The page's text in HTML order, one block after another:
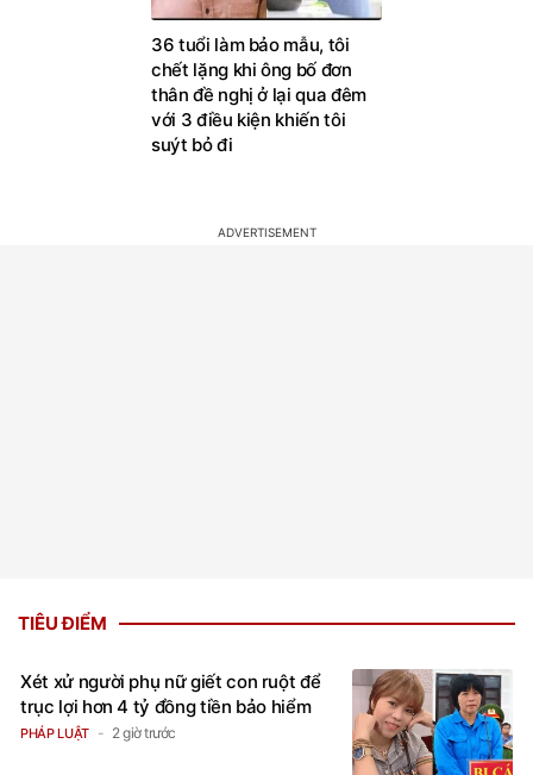
36 tuổi làm bảo mẫu, tôi
chết lặng khi ông bố đơn
thân đề nghị ở lại qua đêm
với 3 điều kiện khiến tôi
suýt bỏ đi
TIÊU ĐIỂM
Xét xử người phụ nữ giết con ruột để
trục lợi hơn 4 tỷ đồng tiền bảo hiểm
PHÁP LUẬT 2 giờ trước